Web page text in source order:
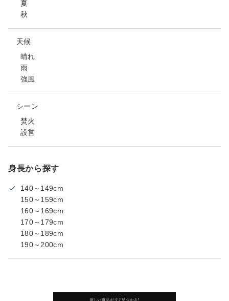
夏
秋
天候
晴れ
雨
強風
シーン
焚火
設営
身長から探す
140～149cm
150～159cm
160～169cm
170～179cm
180～189cm
190～200cm